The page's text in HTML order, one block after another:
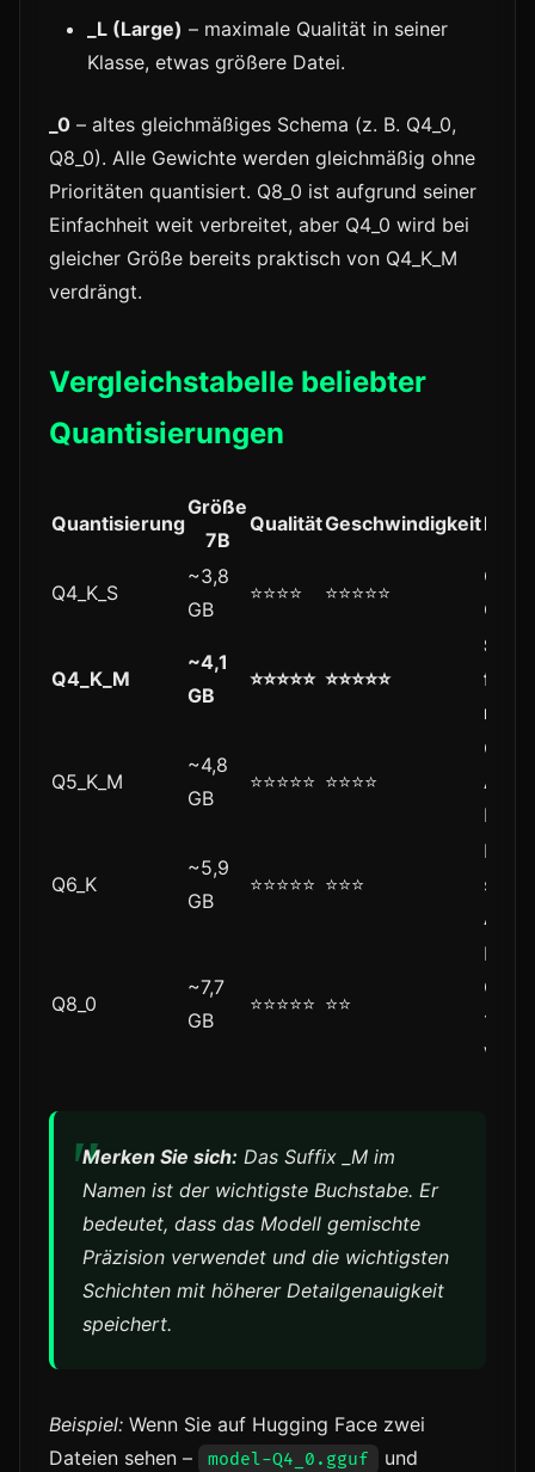
_L (Large) – maximale Qualität in seiner
Klasse, etwas größere Datei.
_0 – altes gleichmäßiges Schema (z. B. Q4_0,
Q8_0). Alle Gewichte werden gleichmäßig ohne
Prioritäten quantisiert. Q8_0 ist aufgrund seiner
Einfachheit weit verbreitet, aber Q4_0 wird bei
gleicher Größe bereits praktisch von Q4_K_M
verdrängt.
Vergleichstabelle beliebter
Quantisierungen
Quantisierung
Größe
7B
QualitätGeschwindigkeit
Q4_K_S
~3,8
GB
⭐⭐⭐⭐ ⭐⭐⭐⭐⭐
Q4_K_M
~4,1
GB
⭐⭐⭐⭐⭐ ⭐⭐⭐⭐⭐
für
Q5_K_M
~4,8
GB
⭐⭐⭐⭐⭐ ⭐⭐⭐⭐
RAG
Q6_K
~5,9
GB
⭐⭐⭐⭐⭐ ⭐⭐⭐
Q8_0
~7,7
GB
⭐⭐⭐⭐⭐ ⭐⭐
16+
Merken Sie sich: Das Suffix _M im
Namen ist der wichtigste Buchstabe. Er
bedeutet, dass das Modell gemischte
Präzision verwendet und die wichtigsten
Schichten mit höherer Detailgenauigkeit
speichert.
Beispiel: Wenn Sie auf Hugging Face zwei
Dateien sehen –
model-Q4_0.gguf und